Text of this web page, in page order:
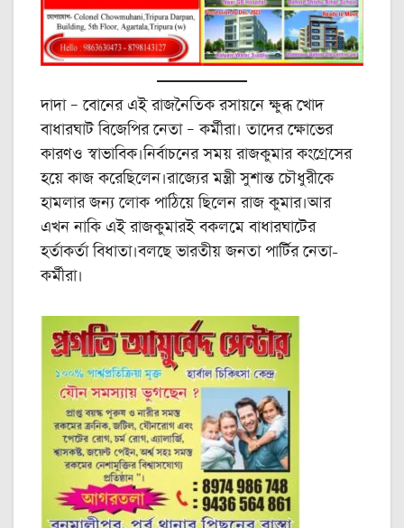
দাদা – বোনের এই রাজনৈতিক রসায়নে ক্ষুব্ধ খোদ
বাধারঘাট বিজেপির নেতা – কর্মীরা। তাদের ক্ষোভের
কারণও স্বাভাবিক।নির্বাচনের সময় রাজকুমার কংগ্রেসের
হয়ে কাজ করেছিলেন।রাজ্যের মন্ত্রী সুশান্ত চৌধুরীকে
হামলার জন্য লোক পাঠিয়ে ছিলেন রাজ কুমার।আর
এখন নাকি এই রাজকুমারই বকলমে বাধারঘাটের
হর্তাকর্তা বিধাতা।বলছে ভারতীয় জনতা পার্টির নেতা-
কর্মীরা।